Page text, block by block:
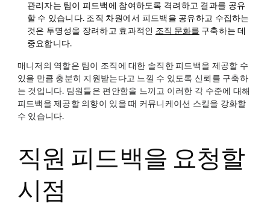
관리자는 팀이 피드백에 참여하도록 격려하고 결과를 공유
할 수 있습니다. 조직 차원에서 피드백을 공유하고 수집하는
것은 투명성을 장려하고 효과적인 조직 문화를 구축하는 데
중요합니다.
매니저의 역할은 팀이 조직에 대한 솔직한 피드백을 제공할 수
있을 만큼 충분히 지원받는다고 느낄 수 있도록 신뢰를 구축하
는 것입니다. 팀원들은 편안함을 느끼고 이러한 각 수준에 대해
피드백을 제공할 의향이 있을 때 커뮤니케이션 스킬을 강화할
수 있습니다.
직원 피드백을 요청할
시점